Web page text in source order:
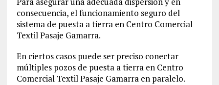
consecuencia, el funcionamiento seguro del
sistema de puesta a tierra en Centro Comercial
Textil Pasaje Gamarra.
En ciertos casos puede ser preciso conectar
múltiples pozos de puesta a tierra en Centro
Comercial Textil Pasaje Gamarra en paralelo.